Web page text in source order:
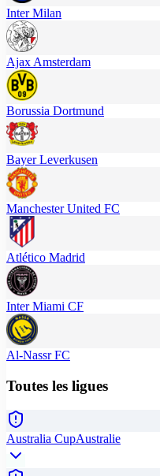
Inter Milan
Ajax Amsterdam
Borussia Dortmund
Bayer Leverkusen
Manchester United FC
Atlético Madrid
Inter Miami CF
Al-Nassr FC
Toutes les ligues
Australia CupAustralie